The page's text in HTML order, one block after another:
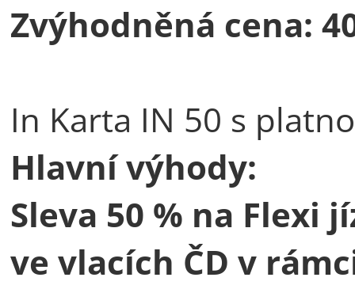
Zvýhodněná cena:
In Karta IN 50 s
Hlavní výhody:
Sleva 50 % na Flexi
ve vlacích ČD v